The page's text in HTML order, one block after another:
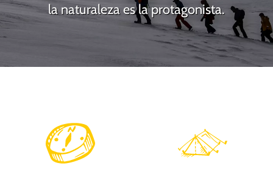
la naturaleza es la protagonista.